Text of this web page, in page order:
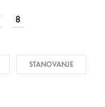
8
STANOVANJE